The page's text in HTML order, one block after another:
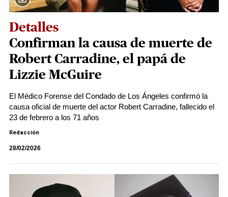
Detalles
Confirman la causa de muerte de
Robert Carradine, el papá de
Lizzie McGuire
El Médico Forense del Condado de Los Ángeles confirmó la
causa oficial de muerte del actor Robert Carradine, fallecido el
23 de febrero a los 71 años
Redacción
28/02/2026